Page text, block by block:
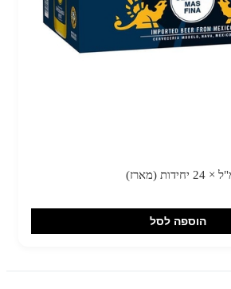
הוספה לסל